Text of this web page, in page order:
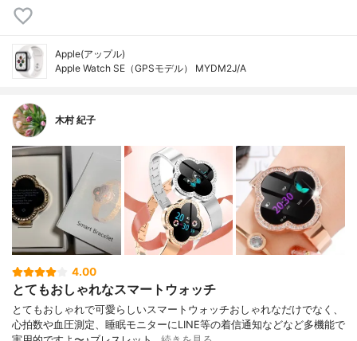
Apple(アップル)
Apple Watch SE（GPSモデル） MYDM2J/A
木村 紀子
4.00
とてもおしゃれなスマートウォッチ
とてもおしゃれで可愛らしいスマートウォッチおしゃれなだけでなく、
心拍数や血圧測定、睡眠モニターにLINE等の着信通知などなど多機能で